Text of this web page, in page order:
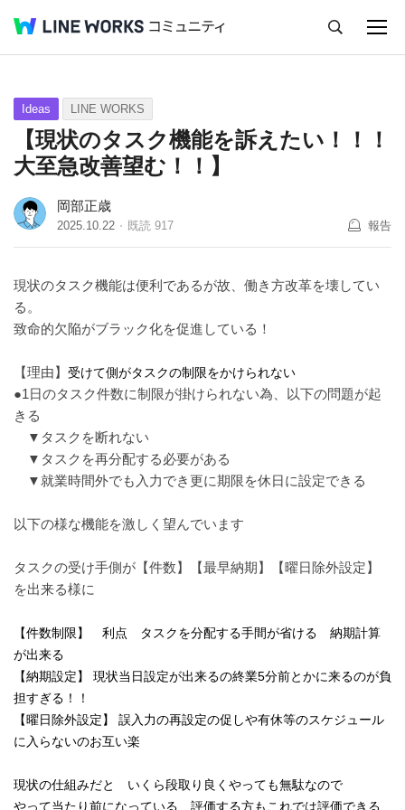
Q&A Tips Ideas
Ideas LINE WORKS
【現状のタスク機能を訴えたい！！！
大至急改善望む！！】
岡部正歳
2025.10.22 既読 917 報告
現状のタスク機能は便利であるが故、働き方改革を壊してい
る。
致命的欠陥がブラック化を促進している！
【理由】 受けて側がタスクの制限をかけられない
●1日のタスク件数に制限が掛けられない為、以下の問題が起
きる
▼タスクを断れない
▼タスクを再分配する必要がある
▼就業時間外でも入力でき更に期限を休日に設定できる
以下の様な機能を激しく望んでいます
タス クの受け手側が【件数】【最早納期】【曜日除外設定】
を出来る様に
【件数制限】 利点 タスクを分配する手間が省ける 納期計算
が出来る
【納期設定】 現状当日設定が出来るの終業5分前とかに来るのが負
担すぎる！！
【曜日除外設定】 誤入力の再設定の促しや有休等のスケジュール
に入らないのお互い楽
現状の仕組みだと いくら段取り良くやっても無駄なので
やって当たり前になっている 評価する方もこれでは評価できる